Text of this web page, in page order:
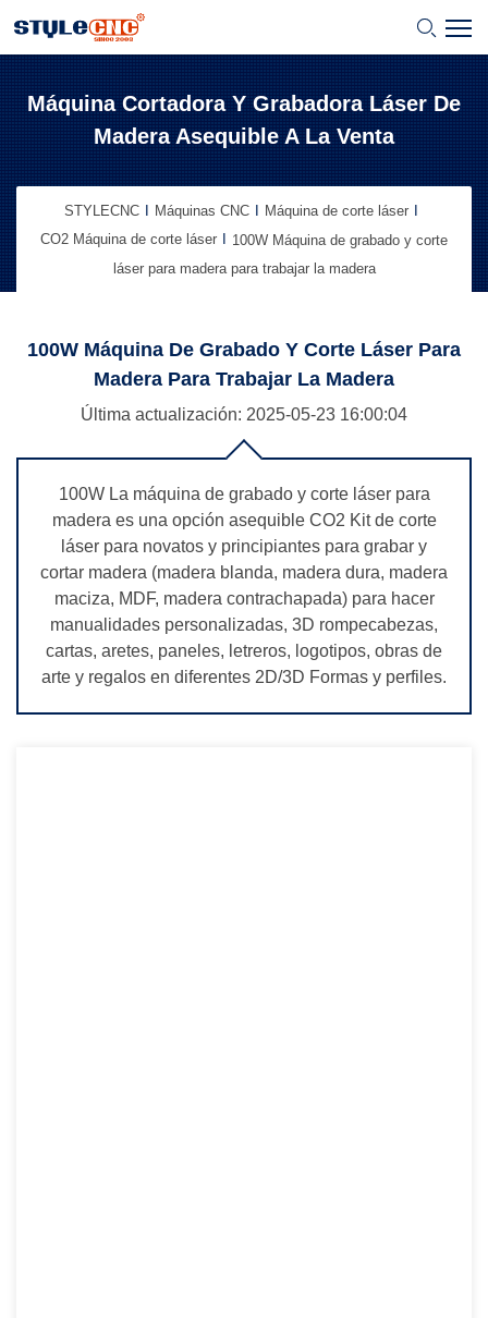
Máquina Cortadora Y Grabadora Láser De
Madera Asequible A La Venta
STYLECNC Máquinas CNC
Máquina de corte láser
CO2 Máquina de corte láser
100W Máquina de grabado y corte
láser para madera para trabajar la madera
100W Máquina De Grabado Y Corte Láser Para
Madera Para Trabajar La Madera
Última actualización: 2025-05-23 16:00:04
100W La máquina de grabado y corte láser para
madera es una opción asequible CO2 Kit de corte
láser para novatos y principiantes para grabar y
cortar madera (madera blanda, madera dura, madera
maciza, MDF, madera contrachapada) para hacer
manualidades personalizadas, 3D rompecabezas,
cartas, aretes, paneles, letreros, logotipos, obras de
arte y regalos en diferentes 2D/3D Formas y perfiles.